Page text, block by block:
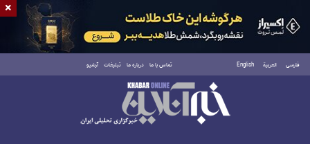
فارسی العربية English تماس با ما درباره ما تبلیغات آرشیو
شنبه ۱۷ مرداد ۱۴۰۵
×